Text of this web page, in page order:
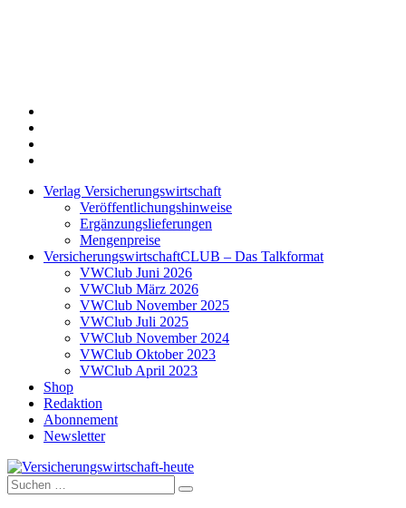
Verlag Versicherungswirtschaft
Veröffentlichungshinweise
Ergänzungslieferungen
Mengenpreise
VersicherungswirtschaftCLUB – Das Talkformat
VWClub Juni 2026
VWClub März 2026
VWClub November 2025
VWClub Juli 2025
VWClub November 2024
VWClub Oktober 2023
VWClub April 2023
Shop
Redaktion
Abonnement
Newsletter
Versicherungswirtschaft-heute
Suche
nach: